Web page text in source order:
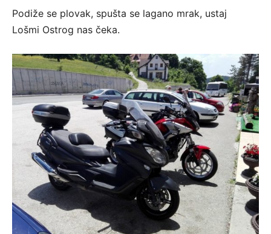
Podiže se plovak, spušta se lagano mrak, ustaj
Lošmi Ostrog nas čeka.